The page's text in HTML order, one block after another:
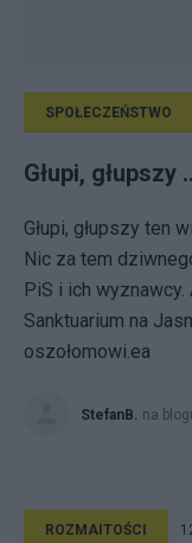
SPOŁECZEŃSTWO
Głupi, głupszy
Głupi, głupszy ten
Nic za tem
PiS i ich wyznawcy.
Sanktuarium na
oszołomowi.ea
StefanB. na
ROZMAITOŚCI